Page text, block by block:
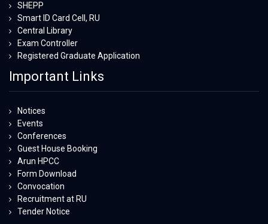
SHEPP
Smart ID Card Cell, RU
Central Library
Exam Controller
Registered Graduate Application
Important Links
Notices
Events
Conferences
Guest House Booking
Arun HPCC
Form Download
Convocation
Recruitment at RU
Tender Notice